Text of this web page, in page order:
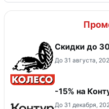
Скидки до
До 31 августа,
-15% на
До 31 декабря,